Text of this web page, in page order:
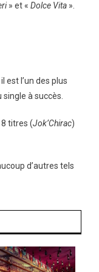
» et « Dolce Vita ».
l’un des plus
single à succès.
titres (Jok’Chirac)
d’autres tels